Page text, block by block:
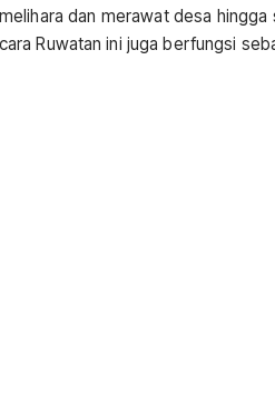
dan merawat desa
Ruwatan ini juga berfungsi